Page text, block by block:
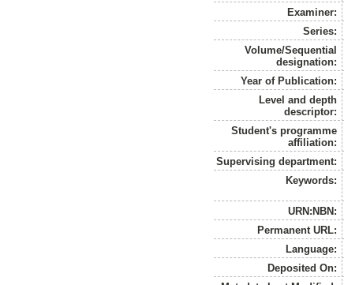
Examiner:
Series:
Volume/Sequential
designation:
Year of Publication:
Level and depth
descriptor:
Student's programme
affiliation:
Supervising department:
Keywords:
URN:NBN:
Permanent URL:
Language:
Deposited On: